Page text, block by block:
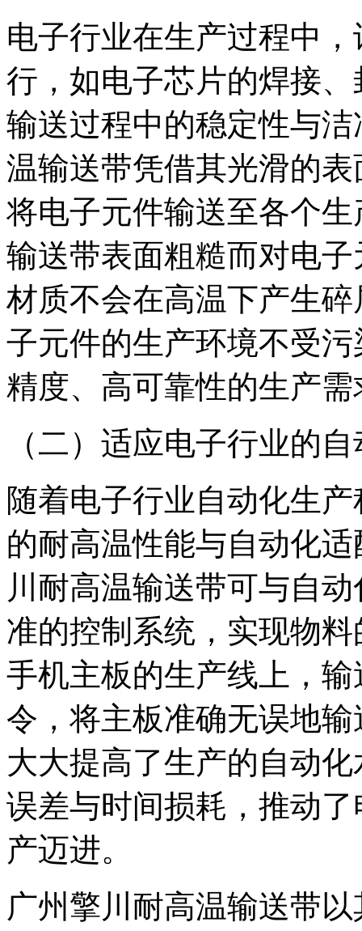
电子行业在生产过程中
行，如电子芯片的焊接
输送过程中的稳定性与
温输送带凭借其光滑的
将电子元件输送至各个
输送带表面粗糙而对电
材质不会在高温下产生
子元件的生产环境不受
精度、高可靠性的生产需
（二）适应电子行业的
随着电子行业自动化生
的耐高温性能与自动化
川耐高温输送带可与自
准的控制系统，实现物
手机主板的生产线上，
令，将主板准确无误地
大大提高了生产的自动
误差与时间损耗，推动
产迈进。
广州擎川耐高温输送带